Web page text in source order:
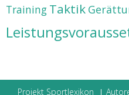
Training Taktik
Projekt Sportlexikon